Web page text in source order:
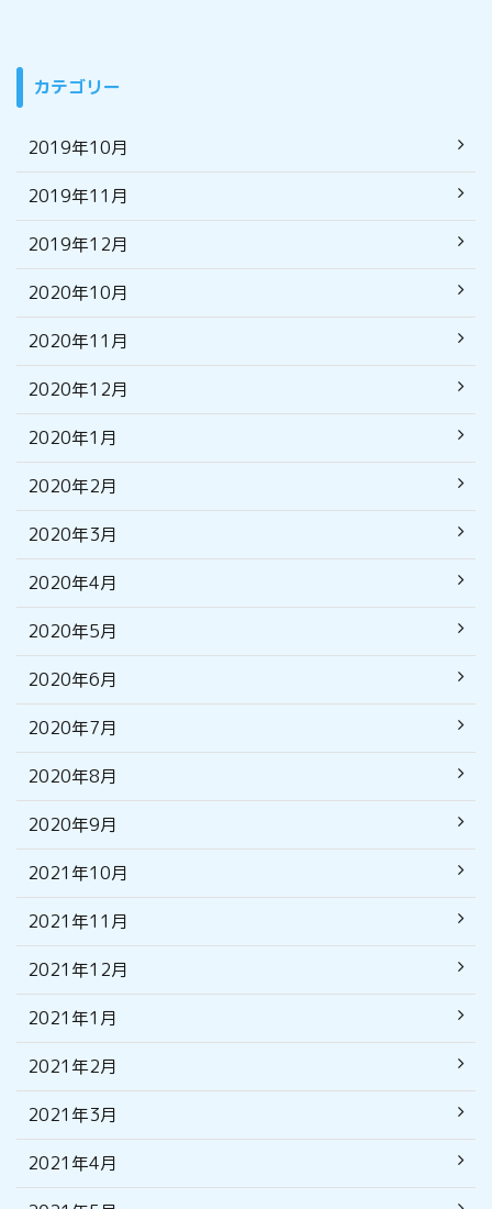
カテゴリー
2019年10月
2019年11月
2019年12月
2020年10月
2020年11月
2020年12月
2020年1月
2020年2月
2020年3月
2020年4月
2020年5月
2020年6月
2020年7月
2020年8月
2020年9月
2021年10月
2021年11月
2021年12月
2021年1月
2021年2月
2021年3月
2021年4月